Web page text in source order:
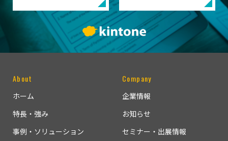
About
ホーム
特長・強み
事例・ソリューション
Company
企業情報
お知らせ
セミナー・出展情報